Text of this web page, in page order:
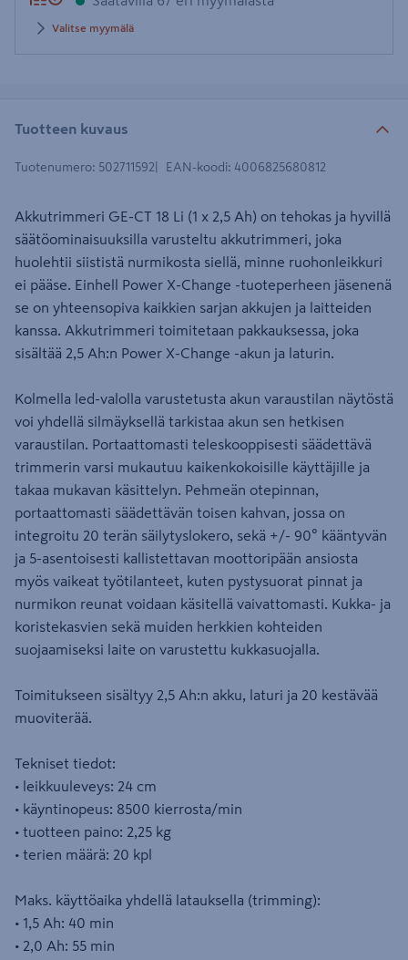
Valitse myymälä
Tuotteen kuvaus
Tuotenumero: 502711592 EAN-koodi: 4006825680812
Akkutrimmeri GE-CT 18 Li (1 x 2,5 Ah) on tehokas ja hyvillä
säätöominaisuuksilla varusteltu akkutrimmeri, joka
huolehtii siististä nurmikosta siellä, minne ruohonleikkuri
ei pääse. Einhell Power X-Change -tuoteperheen jäsenenä
se on yhteensopiva kaikkien sarjan akkujen ja laitteiden
kanssa. Akkutrimmeri toimitetaan pakkauksessa, joka
sisältää 2,5 Ah:n Power X-Change -akun ja laturin.
Kolmella led-valolla varustetusta akun varaustilan näytöstä
voi yhdellä silmäyksellä tarkistaa akun sen hetkisen
varaustilan. Portaattomasti teleskooppisesti säädettävä
trimmerin varsi mukautuu kaikenkokoisille käyttäjille ja
takaa mukavan käsittelyn. Pehmeän otepinnan,
portaattomasti säädettävän toisen kahvan, jossa on
integroitu 20 terän säilytyslokero, sekä +/- 90° kääntyvän
ja 5-asentoisesti kallistettavan moottoripään ansiosta
myös vaikeat työtilanteet, kuten pystysuorat pinnat ja
nurmikon reunat voidaan käsitellä vaivattomasti. Kukka- ja
koristekasvien sekä muiden herkkien kohteiden
suojaamiseksi laite on varustettu kukkasuojalla.
Toimitukseen sisältyy 2,5 Ah:n akku, laturi ja 20 kestävää
muoviterää.
Tekniset tiedot:
• leikkuuleveys: 24 cm
• käyntinopeus: 8500 kierrosta/min
• tuotteen paino: 2,25 kg
• terien määrä: 20 kpl
Maks. käyttöaika yhdellä latauksella (trimming):
• 1,5 Ah: 40 min
• 2,0 Ah: 55 min